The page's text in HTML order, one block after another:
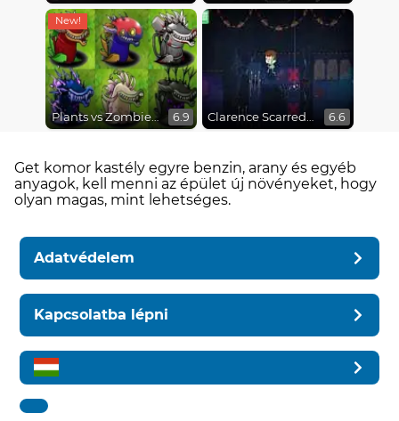
Plants vs Zombies Fusion Mode 6.9 Clarence Scarred Silly 6.6
Get komor kastély egyre benzin, arany és egyéb
anyagok, kell menni az épület új növényeket, hogy
olyan magas, mint lehetséges.
Adatvédelem
Kapcsolatba lépni